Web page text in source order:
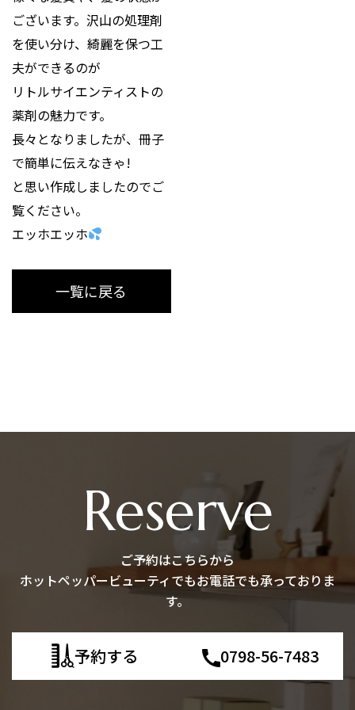
ございます。沢山の処理剤
を使い分け、綺麗を保つ工
夫ができるのが
リトルサイエンティストの
薬剤の魅力です。
長々となりましたが、冊子
で簡単に伝えなきゃ!
と思い作成しましたのでご
覧ください。
エッホエッホ
一覧に戻る
Reserve
ご予約はこちらから
ホットペッパービューティでもお電話でも承っておりま
す。
予約する 0798-56-7483